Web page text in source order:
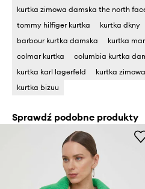
kurtka zimowa damska the north
tommy hilfiger kurtka
kurtka dkny
barbour kurtka damska
kurtka
colmar kurtka
columbia kurtka
kurtka karl lagerfeld
kurtka
kurtka bizuu
Sprawdź podobne produkty